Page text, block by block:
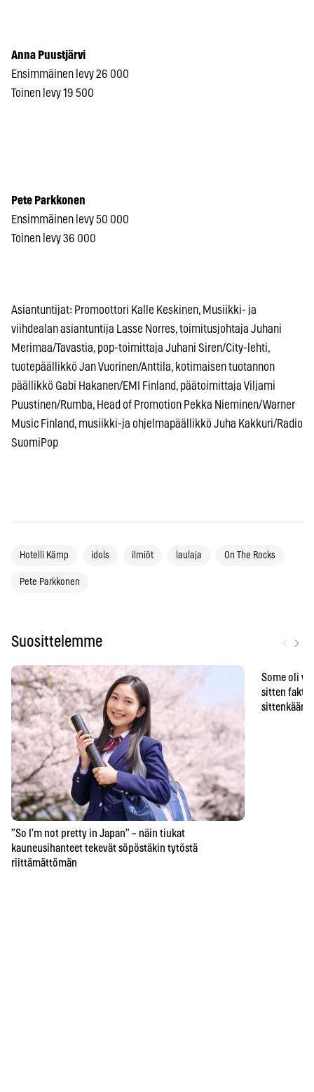
Anna Puustjärvi
Ensimmäinen levy 26 000
Toinen levy 19 500
Pete Parkkonen
Ensimmäinen levy 50 000
Toinen levy 36 000
Asiantuntijat: Promoottori Kalle Keskinen, Musiikki- ja
viihdealan asiantuntija Lasse Norres, toimitusjohtaja Juhani
Merimaa/Tavastia, pop-toimittaja Juhani Siren/City-lehti,
tuotepäällikkö Jan Vuorinen/Anttila, kotimaisen tuotannon
päällikkö Gabi Hakanen/EMI Finland, päätoimittaja Viljami
Puustinen/Rumba, Head of Promotion Pekka Nieminen/Warner
Music Finland, musiikki-ja ohjelmapäällikkö Juha Kakkuri/Radio
SuomiPop
Hotelli Kämp idols ilmiöt laulaja On The Rocks
Pete Parkkonen
Suosittelemme ›
”So I’m not pretty in Japan” – näin tiukat
kauneusihanteet tekevät söpöstäkin tytöstä
riittämättömän
Some oli
sitten
sittenkään